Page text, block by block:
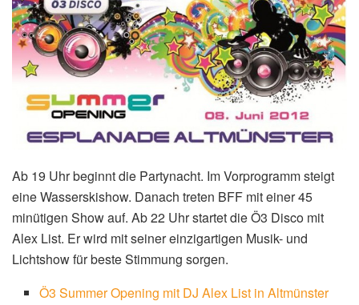
Ab 19 Uhr beginnt die Partynacht. Im Vorprogramm steigt
eine Wasserskishow. Danach treten BFF mit einer 45
minütigen Show auf. Ab 22 Uhr startet die Ö3 Disco mit
Alex List. Er wird mit seiner einzigartigen Musik- und
Lichtshow für beste Stimmung sorgen.
Ö3 Summer Opening mit DJ Alex List in Altmünster